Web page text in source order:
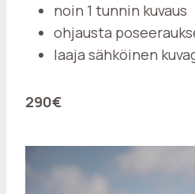
noin 1 tunnin kuvaus
ohjausta
laaja sähköinen
290€